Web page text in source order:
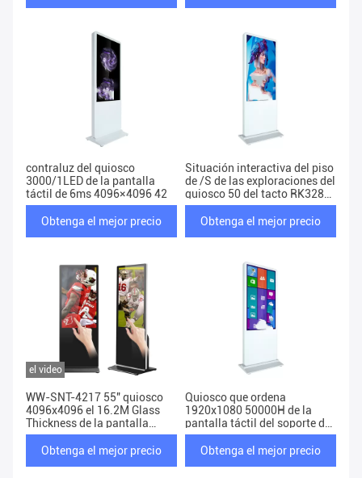
contraluz del quiosco
3000/1LED de la pantalla
táctil de 6ms 4096×4096 42
Obtenga el mejor precio
Situación interactiva del piso
de /S de las exploraciones del
quiosco 50 del tacto RK3288
Digitaces del IR
Obtenga el mejor precio
el video
WW-SNT-4217 55" quiosco
4096x4096 el 16.2M Glass
Thickness de la pantalla
táctil 4m m
Obtenga el mejor precio
Quiosco que ordena
1920x1080 50000H de la
pantalla táctil del soporte del
piso de 36GB 500cd/M2
Obtenga el mejor precio